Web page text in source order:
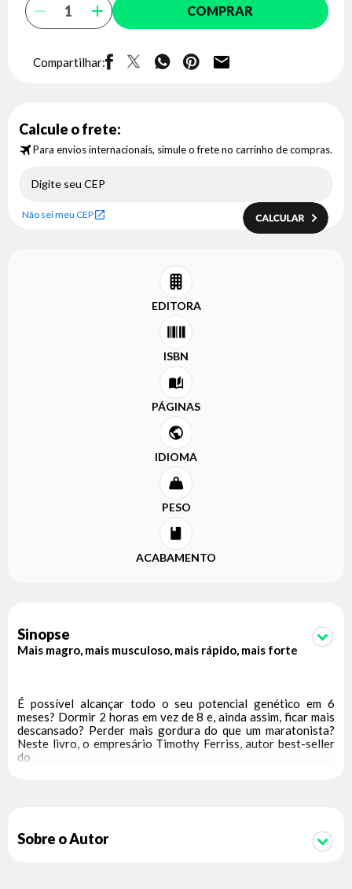
COMPRAR
Compartilhar:
Calcule o frete:
Para envios internacionais, simule o frete no carrinho de compras.
Não sei meu CEP
EDITORA
ISBN
PÁGINAS
IDIOMA
PESO
ACABAMENTO
Sinopse
Mais magro, mais musculoso, mais rápido, mais forte
É possível alcançar todo o seu potencial genético em 6
meses? Dormir 2 horas em vez de 8 e, ainda assim, ficar mais
descansado? Perder mais gordura do que um maratonista?
Neste livro, o empresário Timothy Ferriss, autor best-seller
do
Ao contrário do que se pensa, não é preciso ser presenteado
com boa herança genética, nem desenvolver uma disciplina
Sobre o Autor